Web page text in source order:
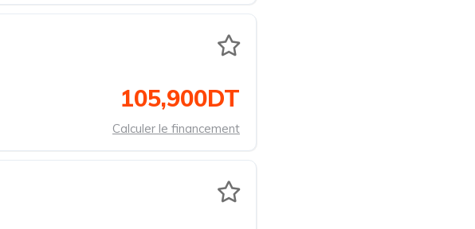
105,900DT
Calculer le financement